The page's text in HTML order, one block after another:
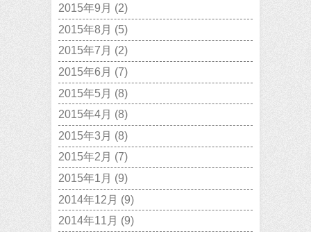
2015年9月 (2)
2015年8月 (5)
2015年7月 (2)
2015年6月 (7)
2015年5月 (8)
2015年4月 (8)
2015年3月 (8)
2015年2月 (7)
2015年1月 (9)
2014年12月 (9)
2014年11月 (9)